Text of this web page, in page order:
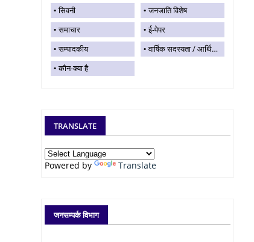
सिवनी
जनजाति विशेष
समाचार
ई-पेपर
सम्पादकीय
वार्षिक सदस्यता / आर्थिक सहयोग
कौन-क्या है
TRANSLATE
Powered by Translate
जनसम्पर्क विभाग